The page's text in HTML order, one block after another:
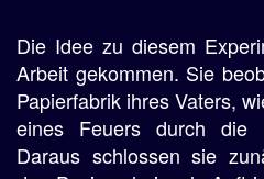
Die Idee zu diesem
Arbeit gekommen. Sie
Papierfabrik ihres Vaters,
eines Feuers durch die
Daraus schlossen sie